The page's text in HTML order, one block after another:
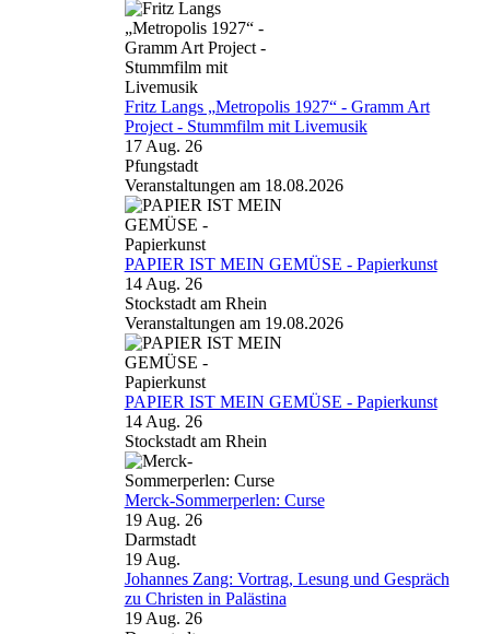
Fritz Langs „Metropolis 1927“ - Gramm Art
Project - Stummfilm mit Livemusik
17 Aug. 26
Pfungstadt
Veranstaltungen am 18.08.2026
PAPIER IST MEIN GEMÜSE - Papierkunst
14 Aug. 26
Stockstadt am Rhein
Veranstaltungen am 19.08.2026
PAPIER IST MEIN GEMÜSE - Papierkunst
14 Aug. 26
Stockstadt am Rhein
Merck-Sommerperlen: Curse
19 Aug. 26
Darmstadt
19 Aug.
Johannes Zang: Vortrag, Lesung und Gespräch
zu Christen in Palästina
19 Aug. 26